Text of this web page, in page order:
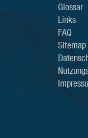
Glossar
Links
FAQ
Sitemap